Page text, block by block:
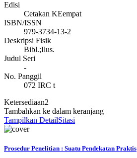
Edisi
Cetakan KEempat
ISBN/ISSN
979-3734-13-2
Deskripsi Fisik
Bibl.;Ilus.
Judul Seri
-
No. Panggil
072 IRC t
Ketersediaan2
Tambahkan ke dalam keranjang
Tampilkan DetailSitasi
Prosedur Penelitian : Suatu Pendekatan Praktis